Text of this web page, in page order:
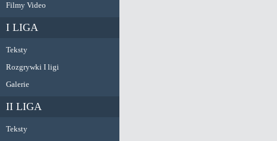
Filmy Video
I LIGA
Teksty
Rozgrywki I ligi
Galerie
II LIGA
Teksty